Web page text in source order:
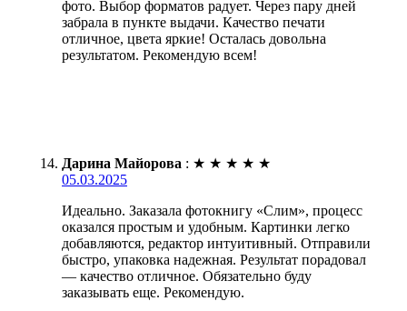
фото. Выбор форматов радует. Через пару дней
забрала в пункте выдачи. Качество печати
отличное, цвета яркие! Осталась довольна
результатом. Рекомендую всем!
Дарина Майорова : ★ ★ ★ ★ ★
05.03.2025
Идеально. Заказала фотокнигу «Слим», процесс
оказался простым и удобным. Картинки легко
добавляются, редактор интуитивный. Отправили
быстро, упаковка надежная. Результат порадовал
— качество отличное. Обязательно буду
заказывать еще. Рекомендую.